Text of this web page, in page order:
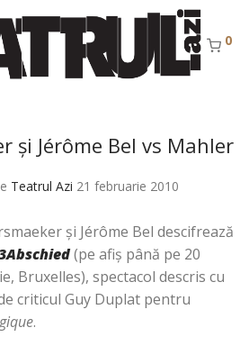
0
şi Jérôme Bel vs Mahler
Teatrul Azi 21 februarie 2010
şi Jérôme Bel descifrează
(pe afiş până pe 20
Bruxelles), spectacol descris cu
criticul Guy Duplat pentru
.